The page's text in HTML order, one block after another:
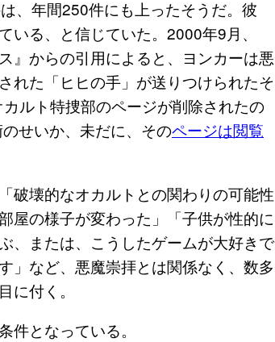
、年間250件にも上ったそうだ。彼
る、と信じていた。2000年9月、
』からの引用によると、ヨンカーは悪
れた「ヒヒの手」が送りつけられたそ
ルト特捜部のページが削除されたの
せいか、未だに、そのページは閲覧
破壊的なオカルトとの関わりの可能性
屋の様子が変わった」「子供が性的に
、または、こうしたゲームが大好きで
」など、悪魔崇拝とは関係なく、数多
に付く。
となっている。